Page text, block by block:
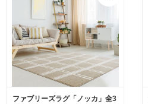
ファブリーズラグ「ノッカ」全3